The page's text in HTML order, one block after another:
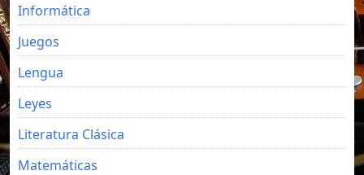
Informática
Juegos
Lengua
Leyes
Literatura Clásica
Matemáticas